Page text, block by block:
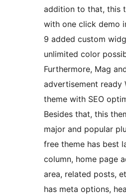
addition to that, this
with one click demo
9 added custom
unlimited color
Furthermore, Mag
advertisement ready
theme with SEO
Besides that, this
major and popular
free theme has best
column, home page
area, related posts,
has meta options,